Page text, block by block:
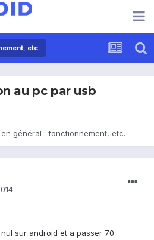
etc.
au pc par usb
général : fonctionnement, etc.
sur android et a passer 70